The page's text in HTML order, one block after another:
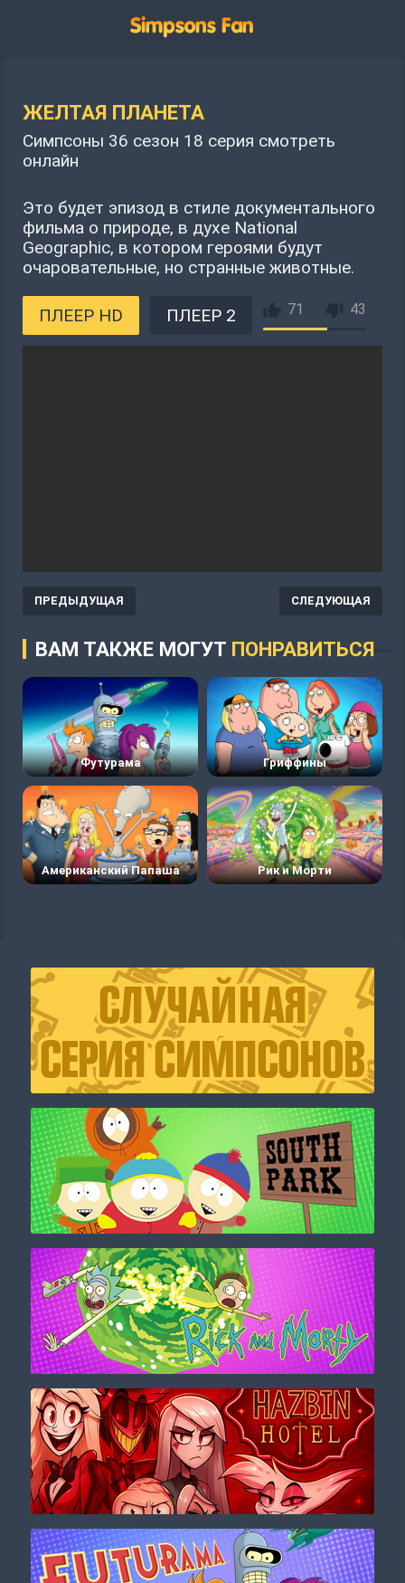
ЖЕЛТАЯ ПЛАНЕТА
Симпсоны 36 сезон 18 серия смотреть
онлайн
Это будет эпизод в стиле документального
фильма о природе, в духе National
Geographic, в котором героями будут
очаровательные, но странные животные.
ПЛЕЕР HD ПЛЕЕР 2 71 43
ПРЕДЫДУЩАЯ СЛЕДУЮЩАЯ
ВАМ ТАКЖЕ МОГУТ ПОНРАВИТЬСЯ
Футурама Гриффины
Американский Папаша Рик и Морти